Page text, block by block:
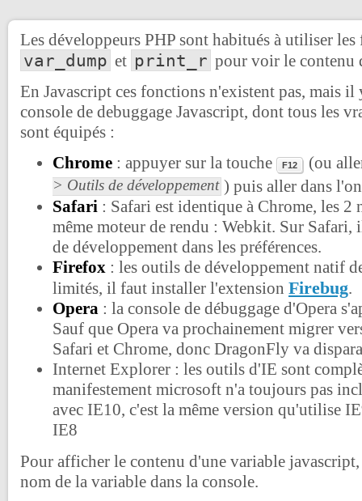
Les développeurs PHP sont habitués à utiliser
var_dump et print_r pour voir le contenu
En Javascript ces fonctions n'existent pas, mais
console de debuggage Javascript, dont tous les
sont équipés :
Chrome : appuyer sur la touche F12
(ou
> Outils de développement ) puis aller dans
Safari : Safari est identique à Chrome, les
même moteur de rendu : Webkit. Sur
de développement dans les préférences.
Firefox : les outils de développement natif
limités, il faut installer l'extension Firebug.
Opera : la console de débuggage d'Opera
Sauf que Opera va prochainement migrer
Safari et Chrome, donc DragonFly va
Internet Explorer : les outils d'IE sont
manifestement microsoft n'a toujours pas
avec IE10, c'est la même version qu'utilise
IE8
Pour afficher le contenu d'une variable
nom de la variable dans la console.